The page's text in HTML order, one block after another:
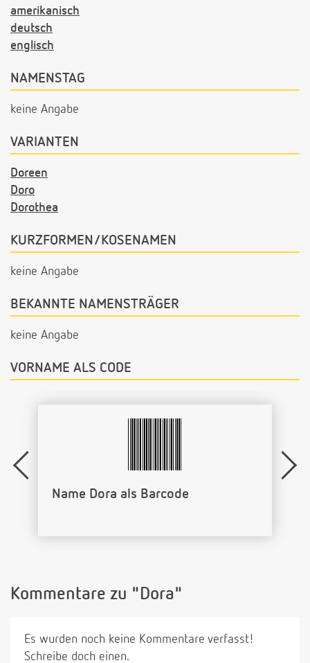
amerikanisch
deutsch
englisch
NAMENSTAG
keine Angabe
VARIANTEN
Doreen
Doro
Dorothea
KURZFORMEN/KOSENAMEN
keine Angabe
BEKANNTE NAMENSTRÄGER
keine Angabe
VORNAME ALS CODE
Name Dora als Barcode
Kommentare zu "Dora"
Es wurden noch keine Kommentare verfasst!
Schreibe doch einen.